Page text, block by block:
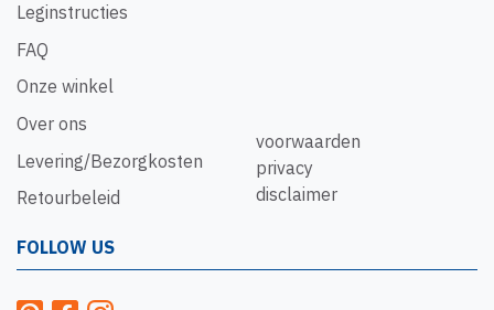
Leginstructies
FAQ
Onze winkel
Over ons
Levering/Bezorgkosten
Retourbeleid
voorwaarden
privacy
disclaimer
FOLLOW US